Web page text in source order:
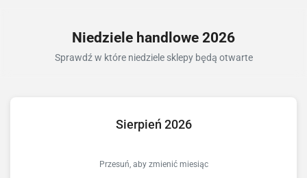
Niedziele handlowe 2026
Sprawdź w które niedziele sklepy będą otwarte
Sierpień 2026
Przesuń, aby zmienić miesiąc